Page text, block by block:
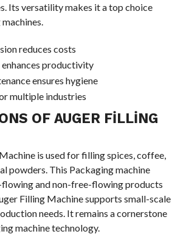
Its versatility makes it a top choice
reduces costs
productivity
ensures hygiene
multiple industries
OF AUGER FILLING
is used for filling spices, coffee,
powders. This Packaging machine
and non-free-flowing products
Filling Machine supports small-scale
needs. It remains a cornerstone
machine technology.